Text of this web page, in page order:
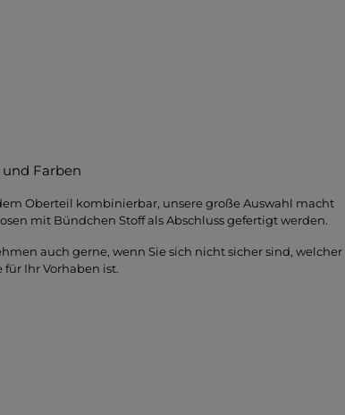
Farben
Oberteil kombinierbar, unsere große Auswahl macht
mit Bündchen Stoff als Abschluss gefertigt werden.
auch gerne, wenn Sie sich nicht sicher sind, welcher
Ihr Vorhaben ist.